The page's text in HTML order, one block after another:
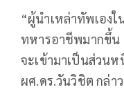
“ผู้นำเหล่าทัพเอง
ทหารอาชีพมากขึ้น
จะเข้ามาเป็นส่วนห
ผศ.ดร.วันวิชิต กล่าว